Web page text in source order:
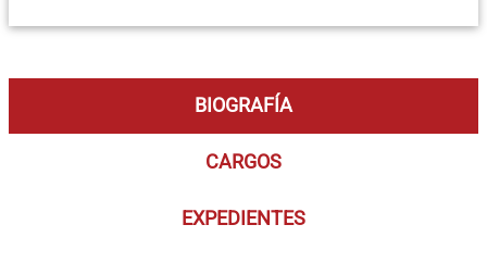
BIOGRAFÍA
CARGOS
EXPEDIENTES